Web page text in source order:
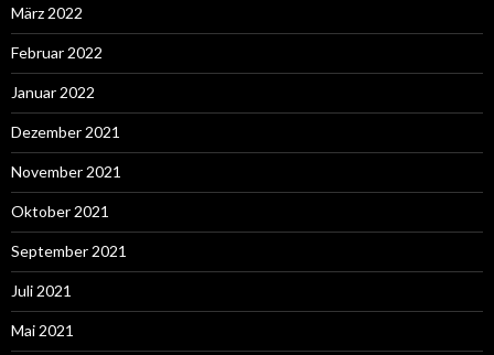
März 2022
Februar 2022
Januar 2022
Dezember 2021
November 2021
Oktober 2021
September 2021
Juli 2021
Mai 2021